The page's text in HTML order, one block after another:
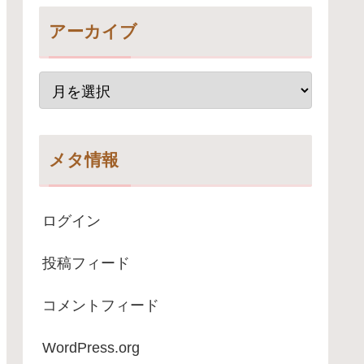
アーカイブ
メタ情報
ログイン
投稿フィード
コメントフィード
WordPress.org